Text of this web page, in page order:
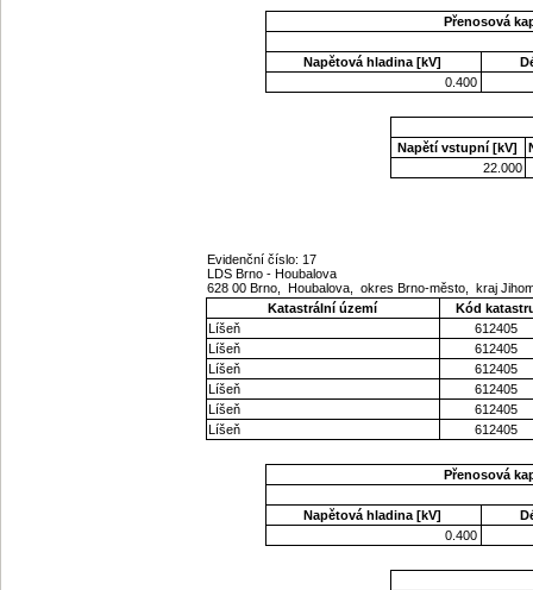
Přenosová
Napětová hladina [kV]
0.400
Napětí vstupní [kV]
22.000
Evidenční číslo: 17
LDS Brno - Houbalova
628 00 Brno, Houbalova, okres Brno-město, kraj
Katastrální území
Kód
Líšeň
612405
Líšeň
612405
Líšeň
612405
Líšeň
612405
Líšeň
612405
Líšeň
612405
Přenosová
Napětová hladina [kV]
0.400